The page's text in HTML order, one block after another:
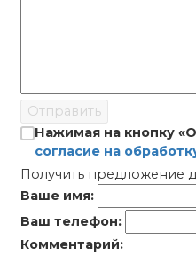
Отправить
Нажимая на кнопку
согласие на
Получить предложение
Ваше имя:
Ваш телефон:
Комментарий: